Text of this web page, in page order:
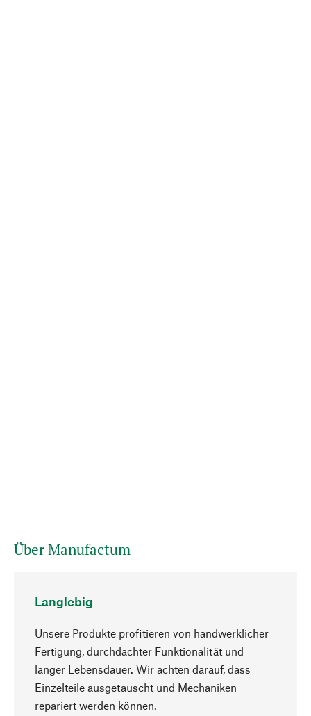
Über Manufactum
Langlebig
Unsere Produkte profitieren von handwerklicher
Fertigung, durchdachter Funktionalität und
langer Lebensdauer. Wir achten darauf, dass
Einzelteile ausgetauscht und Mechaniken
repariert werden können.